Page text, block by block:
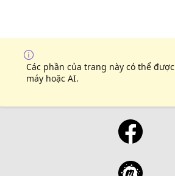
Các phần của trang này có thể
máy hoặc AI.